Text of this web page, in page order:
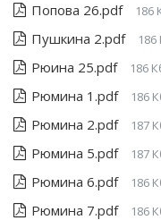
Попова 26.pdf 186
Пушкина 2.pdf 186
Рюина 25.pdf 186
Рюмина 1.pdf 186
Рюмина 2.pdf 187
Рюмина 5.pdf 187
Рюмина 6.pdf 186
Рюмина 7.pdf 186